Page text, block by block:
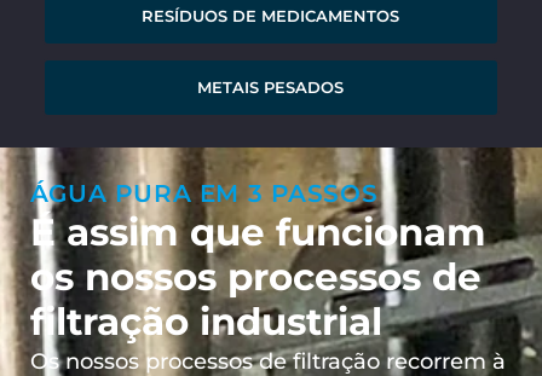
RESÍDUOS DE MEDICAMENTOS
METAIS PESADOS
ÁGUA PURA EM 3 PASSOS
É assim que funcionam
os nossos processos de
filtração industrial
Os nossos processos de filtração recorrem à